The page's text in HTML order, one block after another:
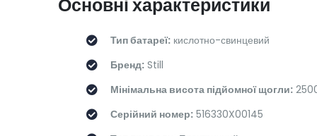
Основні характеристики
Тип батареї: кислотно-свинцевий
Бренд: Still
Мінімальна висота підйомної щогли:
Серійний номер: 516330X00145